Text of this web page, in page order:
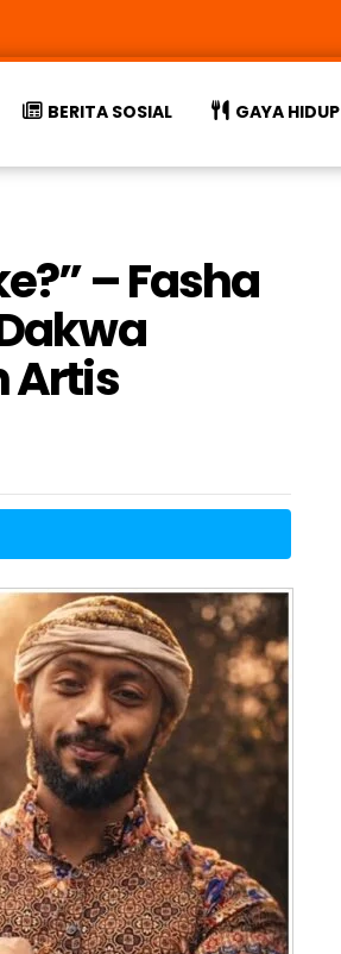
BERITA SOSIAL GAYA HIDUP
– Fasha
Artis